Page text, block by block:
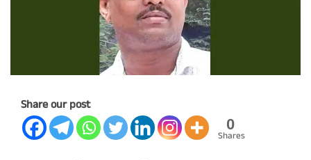
Share our post
0
Shares